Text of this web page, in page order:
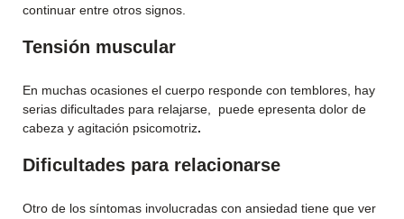
continuar entre otros signos.
Tensión muscular
En muchas ocasiones el cuerpo responde con temblores, hay
serias dificultades para relajarse, puede epresenta dolor de
cabeza y agitación psicomotriz.
Dificultades para relacionarse
Otro de los síntomas involucradas con ansiedad tiene que ver